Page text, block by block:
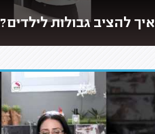
איך להציב גבולות לילדים?